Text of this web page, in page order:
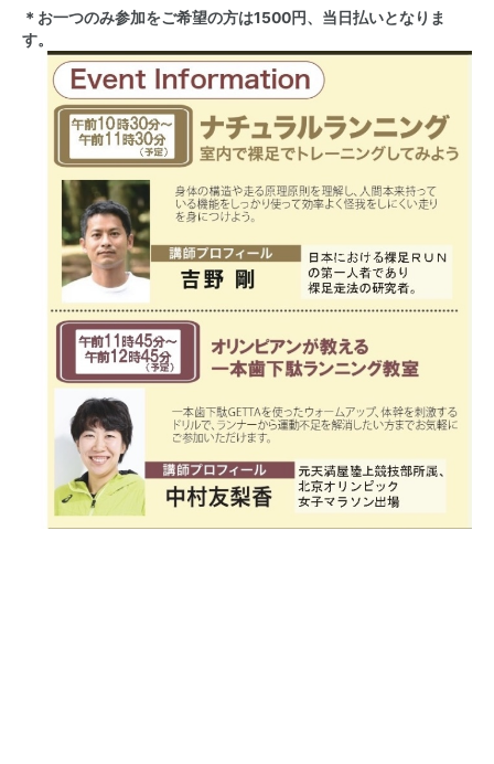
＊お一つのみ参加をご希望の方は1500円、当日払いとなりま
す。